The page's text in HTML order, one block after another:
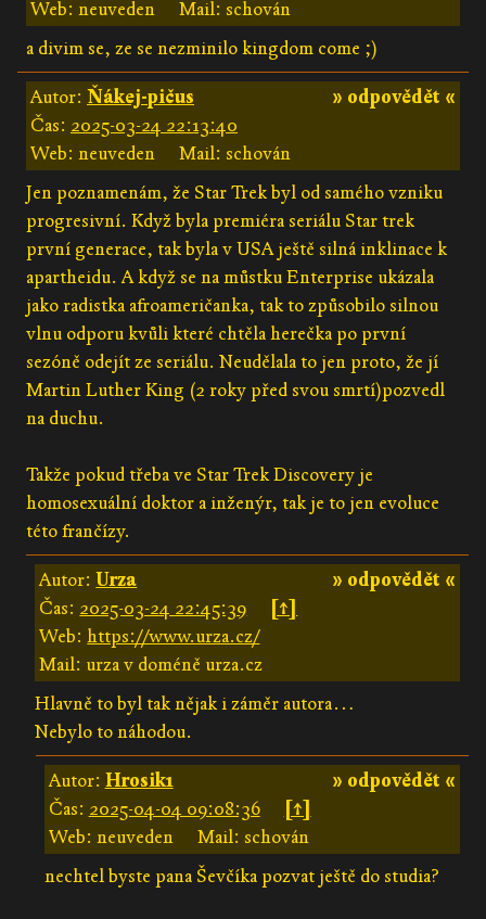
Web: neuveden
Mail: schován
a divim se, ze se nezminilo kingdom come ;)
» odpovědět «
Autor: Ňákej-pičus
Čas: 2025-03-24 22:13:40
Web: neuveden
Mail: schován
Jen poznamenám, že Star Trek byl od samého vzniku
progresivní. Když byla premiéra seriálu Star trek
první generace, tak byla v USA ještě silná inklinace k
apartheidu. A když se na můstku Enterprise ukázala
jako radistka afroameričanka, tak to způsobilo silnou
vlnu odporu kvůli které chtěla herečka po první
sezóně odejít ze seriálu. Neudělala to jen proto, že jí
Martin Luther King (2 roky před svou smrtí)pozvedl
na duchu.
Takže pokud třeba ve Star Trek Discovery je
homosexuální doktor a inženýr, tak je to jen evoluce
této frančízy.
» odpovědět «
Autor:Urza
Čas: 2025-03-24 22:45:39
[↑]
Web:https://www.urza.cz/
Mail: urza v doméně urza.cz
Hlavně to byl tak nějak i záměr autora…
Nebylo to náhodou.
» odpovědět «
Autor: Hrosik1
Čas: 2025-04-04 09:08:36
[↑]
Web: neuveden
Mail: schován
nechtel byste pana Ševčíka pozvat ještě do studia?